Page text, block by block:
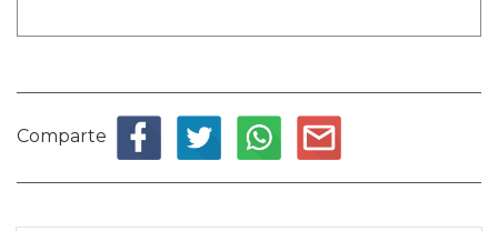
Comparte